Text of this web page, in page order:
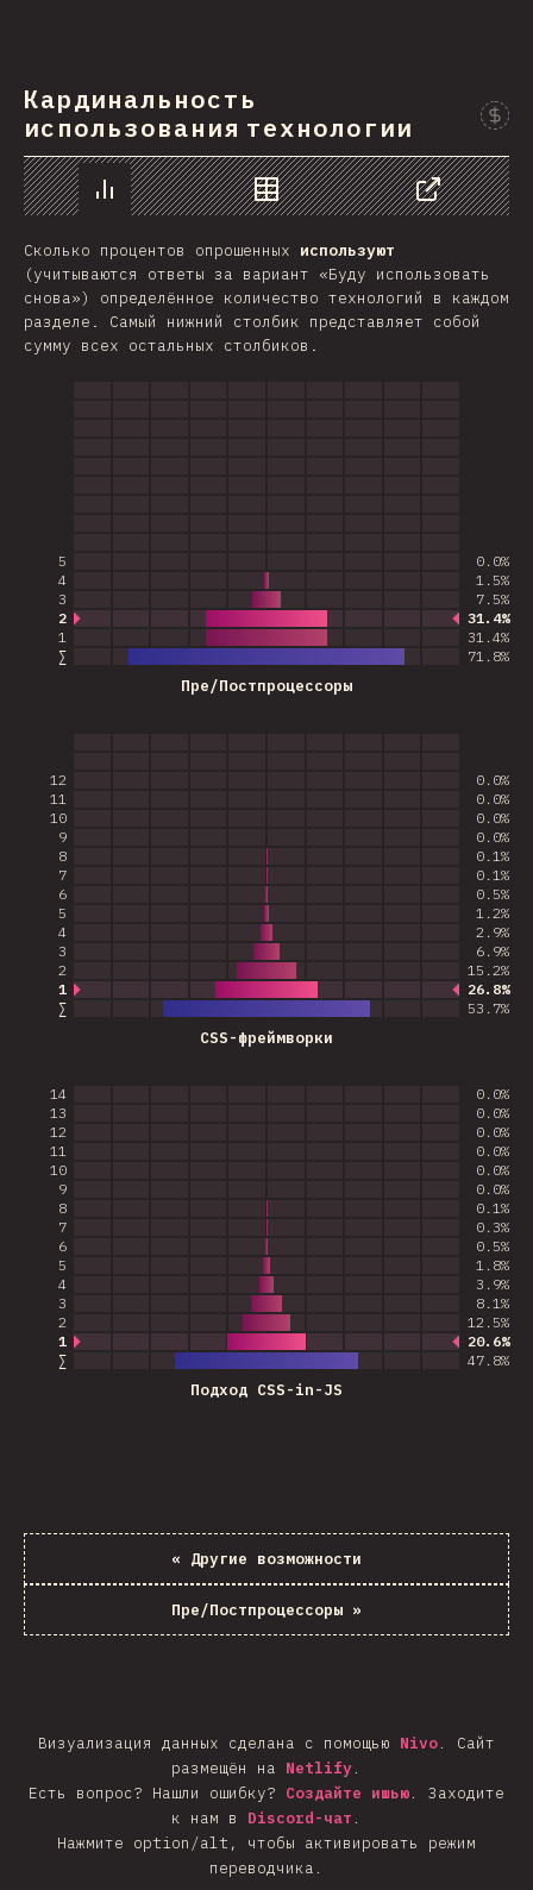
Кардинальность
использования технологии
График Данные
Поделиться
Сколько процентов опрошенных используют
(учитываются ответы за вариант «Буду использовать
снова») определённое количество технологий в каждом
разделе. Самый нижний столбик представляет собой
сумму всех остальных столбиков.
Пре/Постпроцессоры
∑ 71.8%
1 31.4%
2 Наиболее популярный ответ31.4%
3 7.5%
4 1.5%
5 0.0%
CSS-фреймворки
∑ 53.7%
1 Наиболее популярный ответ26.8%
2 15.2%
3 6.9%
4 2.9%
5 1.2%
6 0.5%
7 0.1%
8 0.1%
9 0.0%
10 0.0%
11 0.0%
12 0.0%
Подход CSS-in-JS
∑ 47.8%
1 Наиболее популярный ответ20.6%
2 12.5%
3 8.1%
4 3.9%
5 1.8%
6 0.5%
7 0.3%
8 0.1%
9 0.0%
10 0.0%
11 0.0%
12 0.0%
13 0.0%
14 0.0%
« Другие возможности
Пре/Постпроцессоры »
Визуализация данных сделана с помощью Nivo.
Сайт
размещён на Netlify.
Есть вопрос? Нашли ошибку? Создайте ишью.
Заходите
к нам в Discord-чат .
Нажмите option/alt, чтобы активировать режим
переводчика.